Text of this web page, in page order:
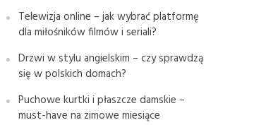
Telewizja online – jak wybrać platformę
dla miłośników filmów i seriali?
Drzwi w stylu angielskim – czy sprawdzą
się w polskich domach?
Puchowe kurtki i płaszcze damskie –
must-have na zimowe miesiące